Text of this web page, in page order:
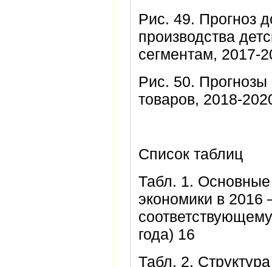
Рис. 49. Прогноз
производства
сегментам, 2017-
Рис. 50.
товаров, 2018-
Список таблиц
Табл. 1. Основные
экономики в 2016
года) 16
Табл. 2.